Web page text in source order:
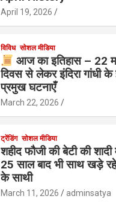
April 19, 2026
विविध सोशल मीडिया
आज का इतिहास – 22
दिवस से लेकर इंदिरा गांधी
प्रमुख घटनाएँ
March 22, 2026
ट्रेंडिंग सोशल मीडिया
शहीद फौजी की बेटी की
25 साल बाद भी साथ खड़े
के साथी
March 11, 2026 adminsatya